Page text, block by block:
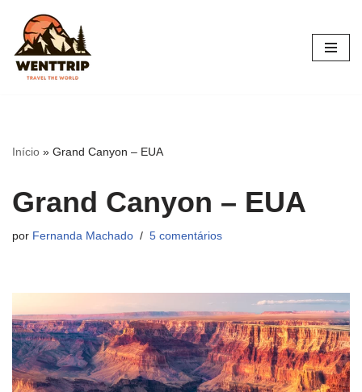
Pular
para
Início » Grand Canyon – EUA
Grand Canyon – EUA
por Fernanda Machado 5 comentários